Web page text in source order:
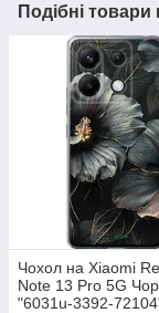
Подібні товари
Чохол на Xiaomi
Note 13 Pro 5G
"6031u-3392-